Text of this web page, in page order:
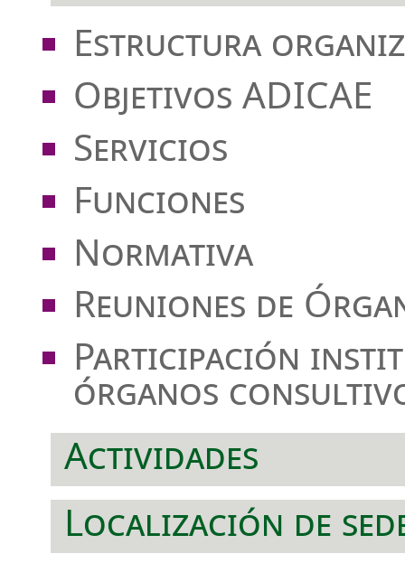
Estructura
Objetivos ADICAE
Servicios
Funciones
Normativa
Reuniones de
Participación
órganos
Actividades
Localización de